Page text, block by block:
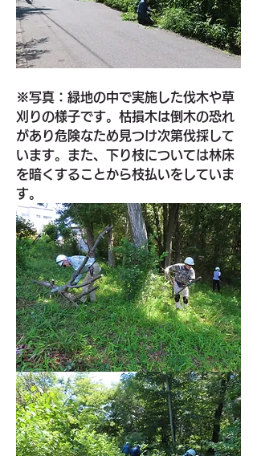
※写真：緑地の中で実施した伐木や草
刈りの様子です。枯損木は倒木の恐れ
があり危険なため見つけ次第伐採して
います。また、下り枝については林床
を暗くすることから枝払いをしていま
す。